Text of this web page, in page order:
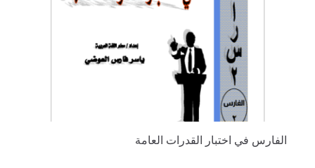
الفارس في اختبار القدرات العامة